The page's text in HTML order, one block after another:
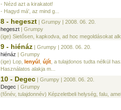
- Nézd azt a kirakatot!
- Hagyd má', az mind g...
8 - hegeszt | Grumpy | 2008. 06. 20.
hegeszt | Grumpy
(ige) Sietősen, kapkodva, ad hoc megoldásokat
9 - hiénáz | Grumpy | 2008. 06. 20.
hiénáz | Grumpy
(ige) Lop, lenyúl újít , a tulajdonos tudta nélkül
Használatos alakja m...
10 - Degec | Grumpy | 2008. 06. 20.
Degec | Grumpy
(főnév, tulajdonnév) Képzeletbeli helység, falu,